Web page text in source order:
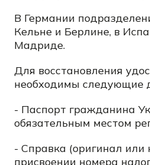
В Германии
Кельне и Берлине, в
Мадриде.
Для восстановления
необходимы следующие
- Паспорт гражданина
обязательным местом
- Справка (оригинал или
присвоении номера